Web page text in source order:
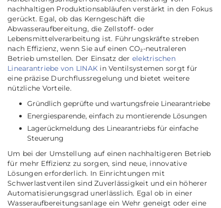
nachhaltigen Produktionsabläufen verstärkt in den Fokus
gerückt. Egal, ob das Kerngeschäft die
Abwasseraufbereitung, die Zellstoff- oder
Lebensmittelverarbeitung ist. Führungskräfte streben
nach Effizienz, wenn Sie auf einen CO₂-neutraleren
Betrieb umstellen. Der Einsatz der elektrischen
Linearantriebe von LINAK in Ventilsystemen sorgt für
eine präzise Durchflussregelung und bietet weitere
nützliche Vorteile.
Gründlich geprüfte und wartungsfreie Linearantriebe
Energiesparende, einfach zu montierende Lösungen
Lagerückmeldung des Linearantriebs für einfache
Steuerung
Um bei der Umstellung auf einen nachhaltigeren Betrieb
für mehr Effizienz zu sorgen, sind neue, innovative
Lösungen erforderlich. In Einrichtungen mit
Schwerlastventilen sind Zuverlässigkeit und ein höherer
Automatisierungsgrad unerlässlich. Egal ob in einer
Wasseraufbereitungsanlage ein Wehr geneigt oder eine